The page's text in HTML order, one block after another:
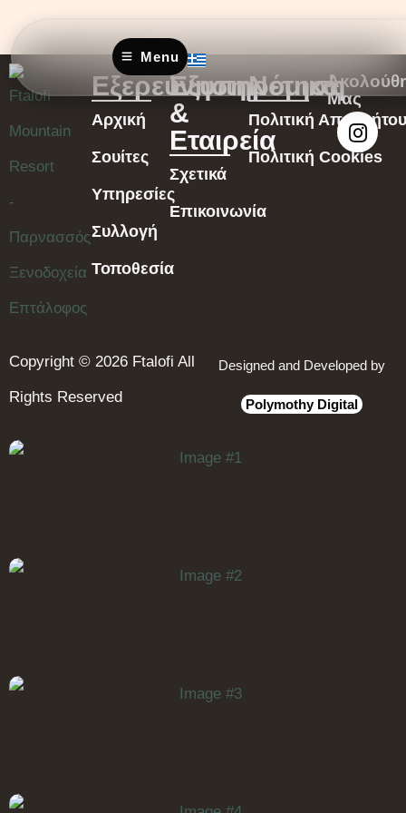
Menu
Εξερεύνηση
Αρχική
Σουίτες
Υπηρεσίες
Συλλογή
Τοποθεσία
Εξυπηρέτηση
&
Εταιρεία
Σχετικά
Επικοινωνία
Νομικά
Πολιτική
Πολιτική Cookies
Μας
Copyright © 2026 Ftalofi All
Rights Reserved
Designed and Developed by
Polymothy Digital